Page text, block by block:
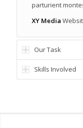
parturient
XY Media
Our Task
Skills Involved